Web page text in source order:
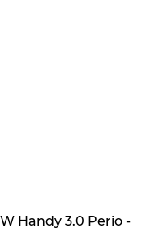
Handy 3.0 Perio -